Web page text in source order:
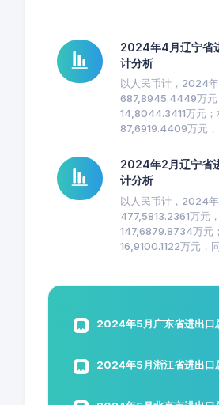
2024年4月辽宁省
计分析
以人民币计，2024
687,8945.4449万元
14,8044.3411万元；
87,6919.4409万元，
2024年2月辽宁省
计分析
以人民币计，2024
477,5813.2361万元
147,6879.8734万元
16,9100.1122万元，
2024年5月广东省进出口
2024年5月浙江省进出口